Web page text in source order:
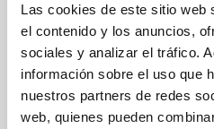
Las cookies de este sitio web
el contenido y los anuncios,
sociales y analizar el tráfico.
información sobre el uso que
nuestros partners de redes
web, quienes pueden
COLOR DEL COMPONENTE=GRIS
CARRERA S=6 DIÁMETRO DEL
DISTANCIA ENTRE EJES=30 B1=40
D5=9,5 F X 30°=1,8 L1=2,5
FUERZA DEL MUELLE INICIAL F1
FUERZA DEL MUELLE FINAL F2